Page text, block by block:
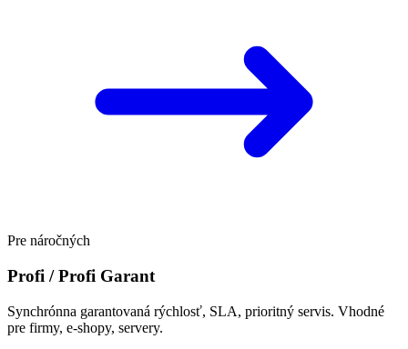
Pre náročných
Profi / Profi Garant
Synchrónna garantovaná rýchlosť, SLA, prioritný servis. Vhodné
pre firmy, e-shopy, servery.